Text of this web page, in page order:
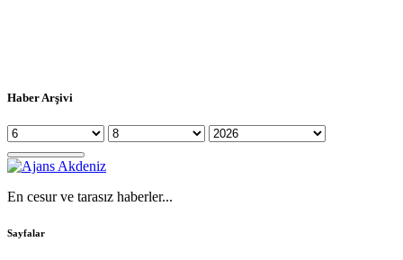
Haber Arşivi
En cesur ve tarasız haberler...
Sayfalar